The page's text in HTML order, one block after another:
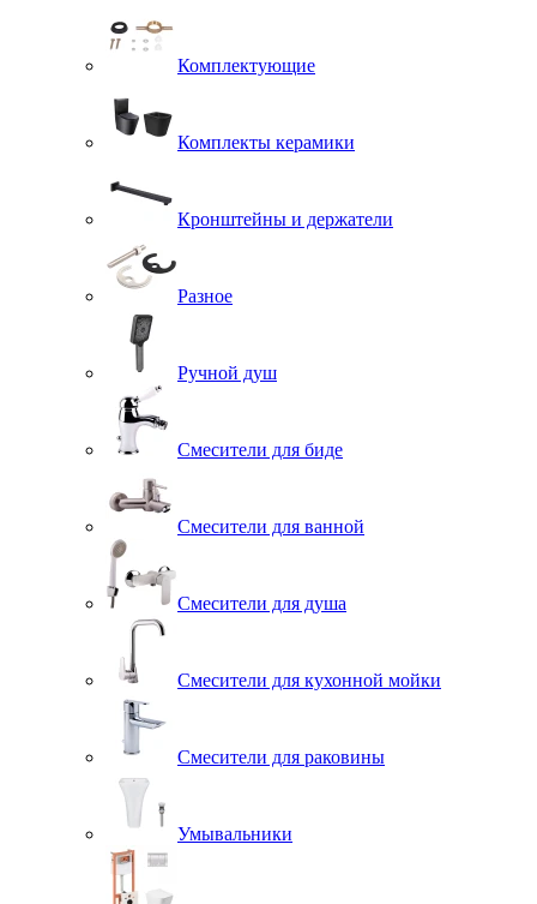
Комплектующие
Комплекты керамики
Кронштейны и держатели
Разное
Ручной душ
Смесители для биде
Смесители для ванной
Смесители для душа
Смесители для кухонной мойки
Смесители для раковины
Умывальники